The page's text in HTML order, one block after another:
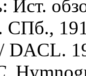
Ист.
СПб.,
DACL.